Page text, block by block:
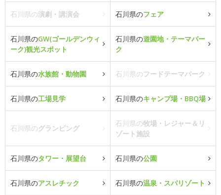
石川県の演劇・講演会 石川県のフェア
石川県のGW(ゴールデンウィ
ーク)観光スポット
石川県の遊園地・テーマパー
ク
石川県の水族館・動物園 石川県のフードテーマパーク
石川県の工場見学 石川県のキャンプ場・BBQ場
石川県のグランピング
石川県の牧場・レジャー＆リ
ゾート施設
石川県のタワー・展望台 石川県の公園
石川県のアスレチック 石川県の温泉・スパリゾート